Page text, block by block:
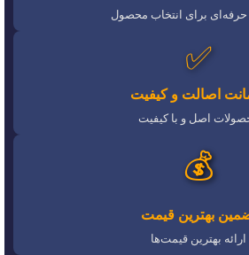
برای انتخاب محصول
✅
اصالت و کیفیت
اصل و با کیفیت
💰
بهترین قیمت
ارائه بهترین قیمت‌ها